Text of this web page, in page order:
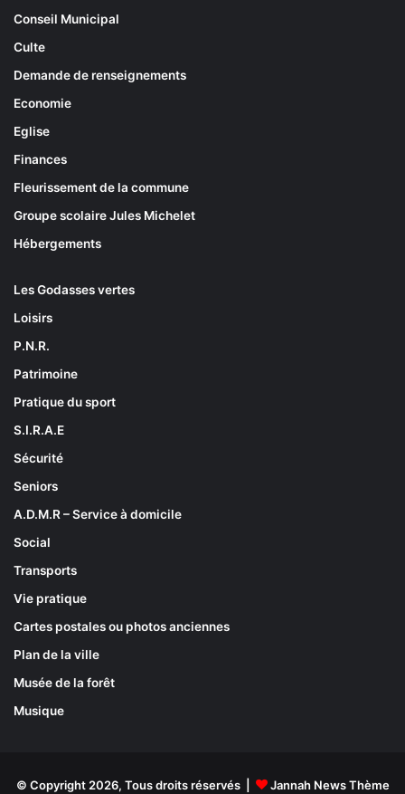
Conseil Municipal
Culte
Demande de renseignements
Economie
Eglise
Finances
Fleurissement de la commune
Groupe scolaire Jules Michelet
Hébergements
Les Godasses vertes
Loisirs
P.N.R.
Patrimoine
Pratique du sport
S.I.R.A.E
Sécurité
Seniors
A.D.M.R – Service à domicile
Social
Transports
Vie pratique
Cartes postales ou photos anciennes
Plan de la ville
Musée de la forêt
Musique
© Copyright 2026, Tous droits réservés | Jannah News Thème